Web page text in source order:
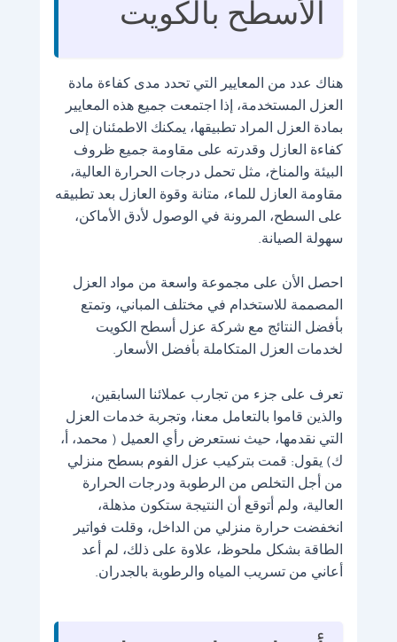
الأسطح بالكويت
هناك عدد من المعايير التي تحدد مدى كفاءة مادة
العزل المستخدمة، إذا اجتمعت جميع هذه المعايير
بمادة العزل المراد تطبيقها، يمكنك الاطمئنان إلى
كفاءة العازل وقدرته على مقاومة جميع ظروف
البيئة والمناخ، مثل تحمل درجات الحرارة العالية،
مقاومة العازل للماء، متانة وقوة العازل بعد تطبيقه
على السطح، المرونة في الوصول لأدق الأماكن،
سهولة الصيانة.
احصل الأن على مجموعة واسعة من مواد العزل
المصممة للاستخدام في مختلف المباني، وتمتع
بأفضل النتائج مع شركة عزل أسطح الكويت
لخدمات العزل المتكاملة بأفضل الأسعار.
تعرف على جزء من تجارب عملائنا السابقين،
والذين قاموا بالتعامل معنا، وتجربة خدمات العزل
التي نقدمها، حيث نستعرض رأي العميل ( محمد، أ،
ك) يقول: قمت بتركيب عزل الفوم بسطح منزلي
من أجل التخلص من الرطوبة ودرجات الحرارة
العالية، ولم أتوقع أن النتيجة ستكون مذهلة،
انخفضت حرارة منزلي من الداخل، وقلت فواتير
الطاقة بشكل ملحوظ، علاوة على ذلك، لم أعد
أعاني من تسريب المياه والرطوبة بالجدران.